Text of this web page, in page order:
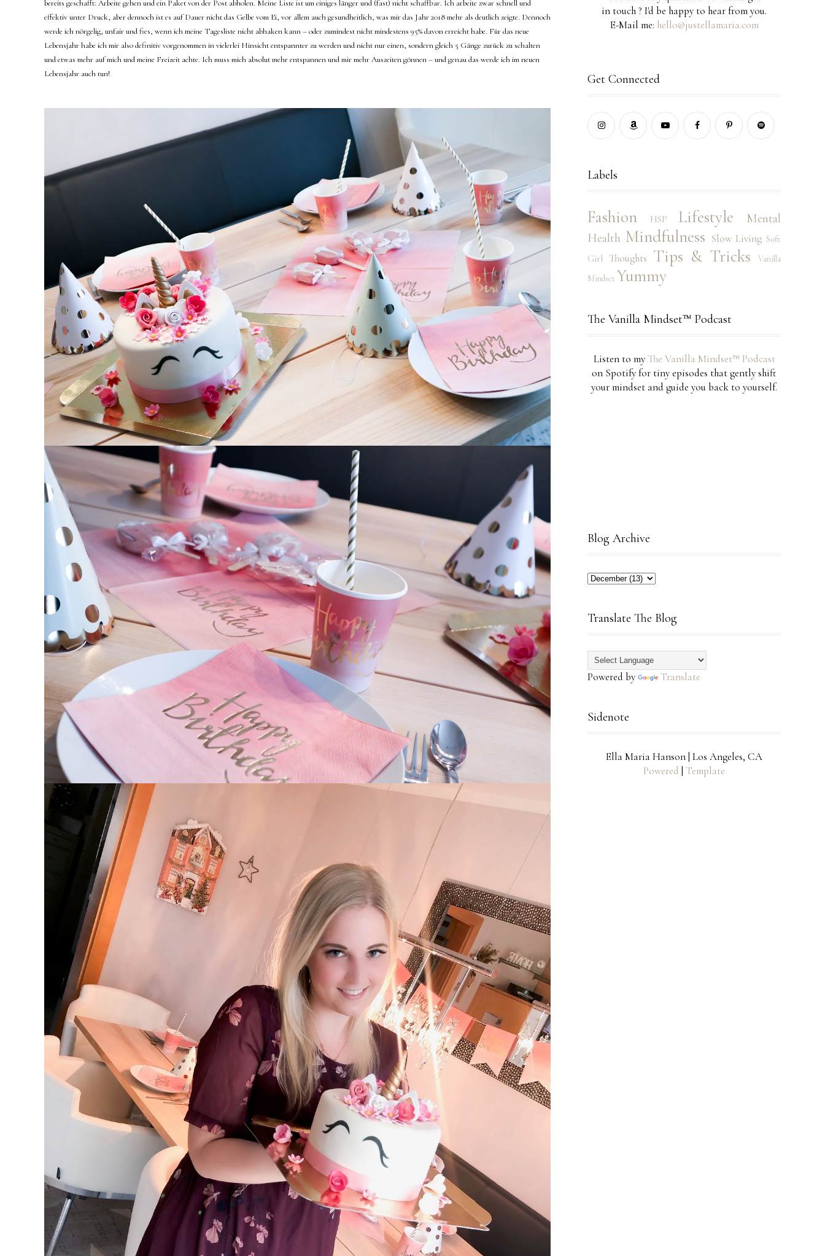
bereits geschafft: Arbeite gehen und ein Paket von der Post abholen. Meine Liste ist um einiges länger und (fast) nicht schaffbar. Ich arbeite zwar schnell und
effektiv unter Druck, aber dennoch ist es auf Dauer nicht das Gelbe vom Ei, vor allem auch gesundheitlich, was mir das Jahr 2018 mehr als deutlich zeigte. Dennoch
werde ich nörgelig, unfair und fies, wenn ich meine Tagesliste nicht abhaken kann – oder zumindest nicht mindestens 95% davon erreicht habe. Für das neue
Lebensjahr habe ich mir also definitiv vorgenommen in vielerlei Hinsicht entspannter zu werden und nicht nur einen, sondern gleich 5 Gänge zurück zu schalten
und etwas mehr auf mich und meine Freizeit achte. Ich muss mich absolut mehr entspannen und mir mehr Auszeiten gönnen – und genau das werde ich im neuen
Lebensjahr auch tun!
in touch ? I'd be happy to hear from you.
E-Mail me: hello@justellamaria.com
Get Connected
Labels
Fashion HSP Lifestyle
Mental
Health Mindfulness Slow Living Soft
Girl
Thoughts Tips & Tricks
Vanilla
Mindset Yummy
The Vanilla Mindset™ Podcast
Listen to myThe Vanilla Mindset™ Podcast
on Spotify for tiny episodes that gently shift
your mindset and guide you back to yourself.
Blog Archive
Translate The Blog
Powered by Translate
Sidenote
Ella Maria Hanson | Los Angeles, CA
Powered
Template